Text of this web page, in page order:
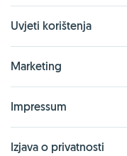
Uvjeti korištenja
Marketing
Impressum
Izjava o privatnosti